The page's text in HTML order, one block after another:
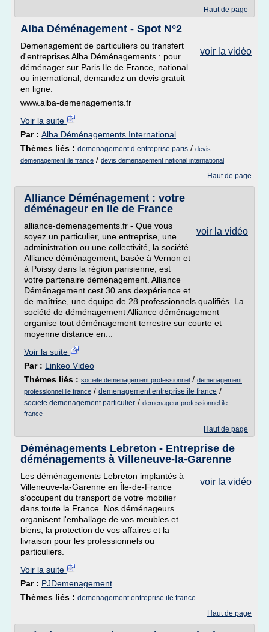
Haut de page
Alba Déménagement - Spot N°2
voir la vidéo
Demenagement de particuliers ou transfert
d'entreprises Alba Déménagements : pour
déménager sur Paris Ile de France, national
ou international, demandez un devis gratuit
en ligne.
www.alba-demenagements.fr
Voir la suite
Par : Alba Déménagements International
Thèmes liés : demenagement d entreprise paris / devis
demenagement ile france / devis demenagement national international
Haut de page
Alliance Déménagement : votre
déménageur en Ile de France
voir la vidéo
alliance-demenagements.fr - Que vous
soyez un particulier, une entreprise, une
administration ou une collectivité, la société
Alliance déménagement, basée à Vernon et
à Poissy dans la région parisienne, est
votre partenaire déménagement. Alliance
Déménagement cest 30 ans dexpérience et
de maîtrise, une équipe de 28 professionnels qualifiés. La
société de déménagement Alliance déménagement
organise tout déménagement terrestre sur courte et
moyenne distance en...
Voir la suite
Par : Linkeo Video
Thèmes liés : societe demenagement professionnel / demenagement
professionnel ile france / demenagement entreprise ile france /
societe demenagement particulier / demenageur professionnel ile
france
Haut de page
Déménagements Lebreton - Entreprise de
déménagements à Villeneuve-la-Garenne
voir la vidéo
Les déménagements Lebreton implantés à
Villeneuve-la-Garenne en Île-de-France
s'occupent du transport de votre mobilier
dans toute la France. Nos déménageurs
organisent l'emballage de vos meubles et
biens, la protection de vos affaires et la
livraison pour les professionnels ou
particuliers.
Voir la suite
Par : PJDemenagement
Thèmes liés : demenagement entreprise ile france
Haut de page